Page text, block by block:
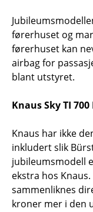
førerhuset og
førerhuset kan
airbag for
blant utstyret.
Knaus Sky TI 700
Knaus har ikke
inkludert slik
jubileumsmodell
ekstra hos
sammenliknes
kroner mer i den